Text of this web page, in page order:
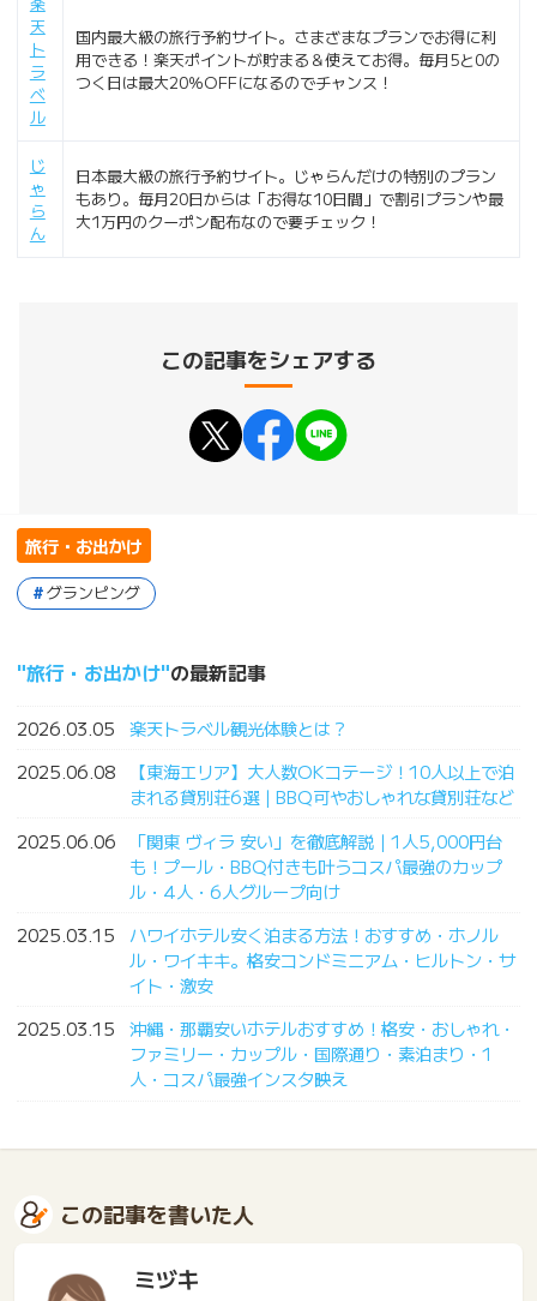
天
ト
ラ
ベ
ル
国内最大級の旅行予約サイト。さまざまなプランでお得に利
用できる！楽天ポイントが貯まる＆使えてお得。毎月5と0の
つく日は最大20％OFFになるのでチャンス！
じ
ゃ
ら
ん
日本最大級の旅行予約サイト。じゃらんだけの特別のプラン
もあり。毎月20日からは「お得な10日間」で割引プランや最
大1万円のクーポン配布なので要チェック！
この記事をシェアする
旅行・お出かけ
グランピング
旅行・お出かけ の最新記事
2026.03.05
楽天トラベル観光体験とは？
2025.06.08
【東海エリア】大人数OKコテージ！10人以上で泊
まれる貸別荘6選｜BBQ可やおしゃれな貸別荘など
2025.06.06
「関東 ヴィラ 安い」を徹底解説｜1人5,000円台
も！プール・BBQ付きも叶うコスパ最強のカップ
ル・4人・6人グループ向け
2025.03.15
ハワイホテル安く泊まる方法！おすすめ・ホノル
ル・ワイキキ。格安コンドミニアム・ヒルトン・サ
イト・激安
2025.03.15
沖縄・那覇安いホテルおすすめ！格安・おしゃれ・
ファミリー・カップル・国際通り・素泊まり・1
人・コスパ最強インスタ映え
この記事を書いた人
ミヅキ